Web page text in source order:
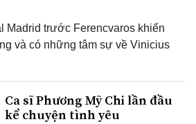
Madrid trước Ferencvaros khiến
và có những tâm sự về Vinicius
Ca sĩ Phương Mỹ Chi lần đầu
kể chuyện tình yêu